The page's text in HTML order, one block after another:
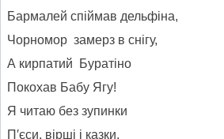
Бармалей спіймав дельфіна,
Чорномор замерз в снігу,
А кирпатий Буратіно
Покохав Бабу Ягу!
Я читаю без зупинки
П′єси, вірші і казки,